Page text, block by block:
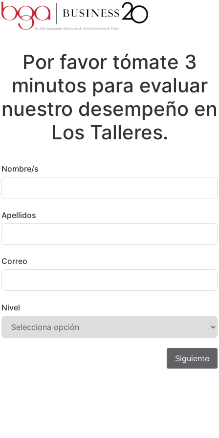
Por favor tómate 3
minutos para evaluar
nuestro desempeño en
Los Talleres.
Nombre/s
Apellidos
Correo
Nivel
Siguiente